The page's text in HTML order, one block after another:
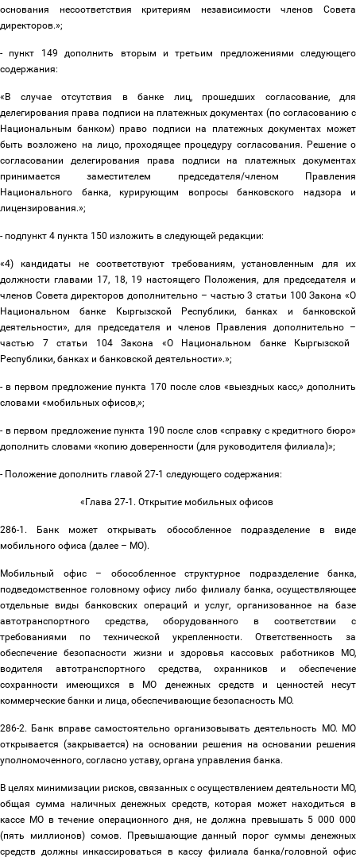
основания несоответствия критериям независимости членов Совета
директоров.»;
- пункт 149 дополнить вторым и третьим предложениями следующего
содержания:
«В случае отсутствия в банке лиц, прошедших согласование, для
делегирования права подписи на платежных документах (по согласованию с
Национальным банком) право подписи на платежных документах может
быть возложено на лицо, проходящее процедуру согласования. Решение о
согласовании делегирования права подписи на платежных документах
принимается заместителем председателя/членом Правления
Национального банка, курирующим вопросы банковского надзора и
лицензирования.»;
- подпункт 4 пункта 150 изложить в следующей редакции:
«4) кандидаты не соответствуют требованиям, установленным для их
должности главами 17, 18, 19 настоящего Положения, для председателя и
членов Совета директоров дополнительно – частью 3 статьи 100 Закона «О
Национальном банке Кыргызской Республики, банках и банковской
деятельности», для председателя и членов Правления дополнительно –
частью 7 статьи 104 Закона «О Национальном банке Кыргызской
Республики, банках и банковской деятельности».»;
- в первом предложение пункта 170 после слов «выездных касс,» дополнить
словами «мобильных офисов,»;
- в первом предложение пункта 190 после слов «справку с кредитного бюро»
дополнить словами «копию доверенности (для руководителя филиала)»;
- Положение дополнить главой 27-1 следующего содержания:
«Глава 27-1. Открытие мобильных офисов
286-1. Банк может открывать обособленное подразделение в виде
мобильного офиса (далее – МО).
Мобильный офис – обособленное структурное подразделение банка,
подведомственное головному офису либо филиалу банка, осуществляющее
отдельные виды банковских операций и услуг, организованное на базе
автотранспортного средства, оборудованного в соответствии с
требованиями по технической укрепленности. Ответственность за
обеспечение безопасности жизни и здоровья кассовых работников МО,
водителя автотранспортного средства, охранников и обеспечение
сохранности имеющихся в МО денежных средств и ценностей несут
коммерческие банки и лица, обеспечивающие безопасность МО.
286-2. Банк вправе самостоятельно организовывать деятельность МО. МО
открывается (закрывается) на основании решения на основании решения
уполномоченного, согласно уставу, органа управления банка.
В целях минимизации рисков, связанных с осуществлением деятельности МО,
общая сумма наличных денежных средств, которая может находиться в
кассе МО в течение операционного дня, не должна превышать 5 000 000
(пять миллионов) сомов. Превышающие данный порог суммы денежных
средств должны инкассироваться в кассу филиала банка/головной офис